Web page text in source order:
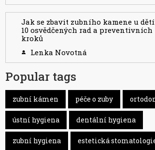
Jak se zbavit zubního kamene u
10 osvědčených rad a preventivních
kroků
Lenka Novotná
Popular tags
zubní kámen péče o zuby
ústní hygiena dentální hygiena
zubní hygiena estetická